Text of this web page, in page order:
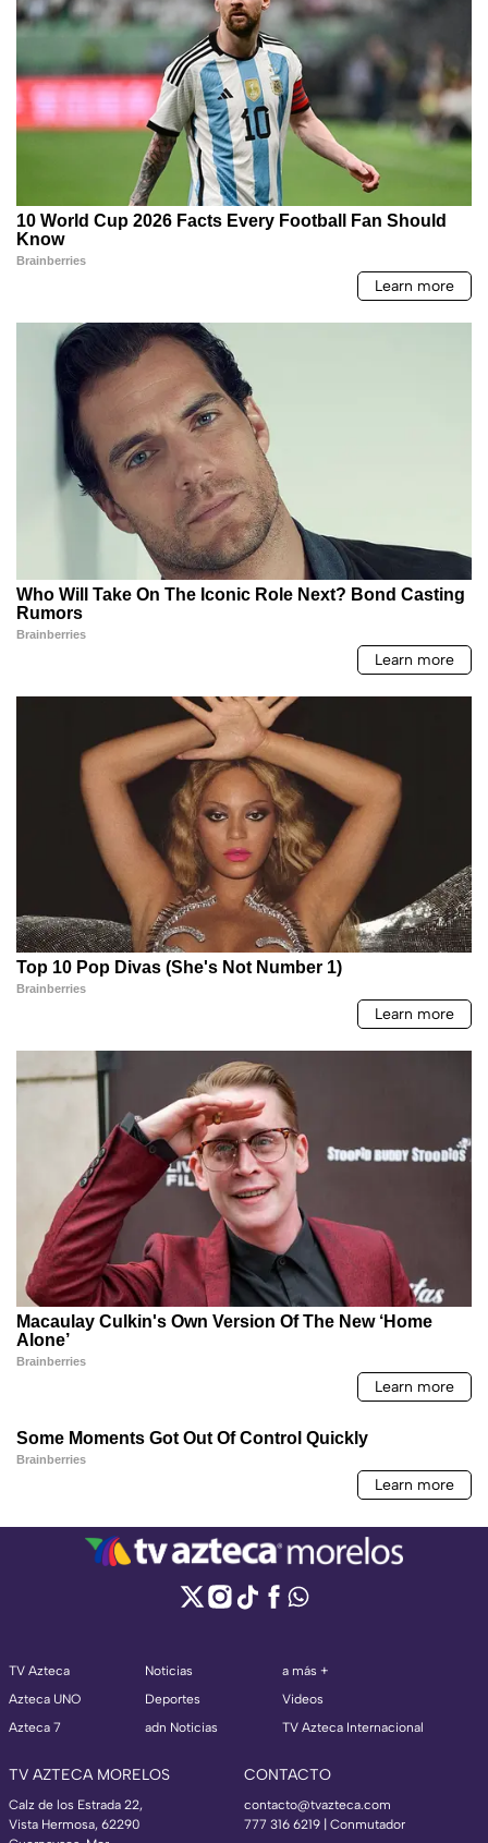
TV Azteca
Azteca UNO
Azteca 7
Noticias
Deportes
adn Noticias
a más +
Videos
TV Azteca Internacional
TV AZTECA MORELOS
Calz de los Estrada 22,
Vista Hermosa, 62290
CONTACTO
contacto@tvazteca.com
777 316 6219 | Conmutador